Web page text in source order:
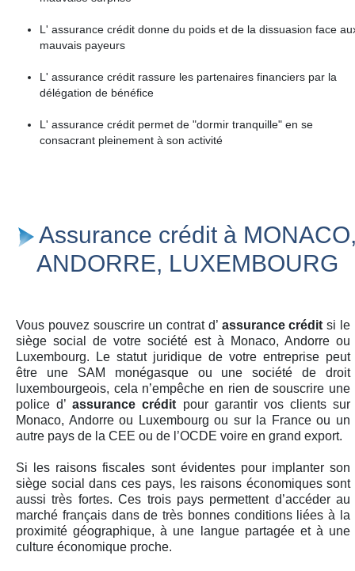
L' assurance crédit donne du poids et de la dissuasion face
mauvais payeurs
L' assurance crédit rassure les partenaires financiers par la
délégation de bénéfice
L' assurance crédit permet de "dormir tranquille" en se
consacrant pleinement à son activité
Assurance crédit à
ANDORRE, LUXEMBOURG
Vous pouvez souscrire un contrat d’ assurance créditsi le
siège social de votre société est à Monaco, Andorre ou
Luxembourg. Le statut juridique de votre entreprise peut
être une SAM monégasque ou une société de droit
luxembourgeois, cela n’empêche en rien de souscrire une
police d’assurance crédit pour garantir vos clients sur
Monaco, Andorre ou Luxembourg ou sur la France ou un
autre pays de la CEE ou de l’OCDE voire en grand export.
Si les raisons fiscales sont évidentes pour implanter son
siège social dans ces pays, les raisons économiques sont
aussi très fortes. Ces trois pays permettent d’accéder au
marché français dans de très bonnes conditions liées à la
proximité géographique, à une langue partagée et à une
culture économique proche.